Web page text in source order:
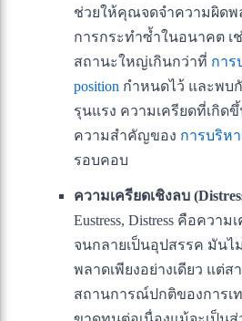
ช่วยให้คุณจดจำความผิดพ
การกระทำซ้ำในอนาคต
สถานะใหญ่เกินกว่าที่ การ
position กำหนดไว้ และพบ
รุนแรง ความเครียดที่เกิด
ความสำคัญของ การบริห
รอบคอบ
ความเครียดเชิงลบ
Eustress, Distress คือควา
จนกลายเป็นอุปสรรค มันไ
พลาดเพียงอย่างเดียว แต่ส
สถานการณ์ปกติของการเ